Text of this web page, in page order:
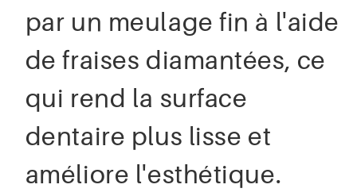
par un meulage fin à l'aide
de fraises diamantées, ce
qui rend la surface
dentaire plus lisse et
améliore l'esthétique.